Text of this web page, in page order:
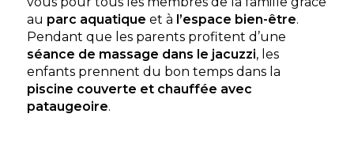
au parc aquatique et à l’espace bien-être.
Pendant que les parents profitent d’une
séance de massage dans le jacuzzi, les
enfants prennent du bon temps dans la
piscine couverte et chauffée avec
pataugeoire.
Camping Bellevue
Erquy, Côtes d'Armor , Bretagne